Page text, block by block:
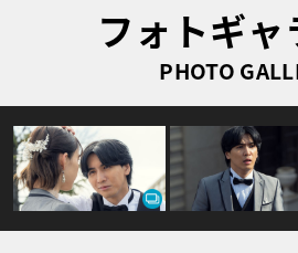
フォトギャ
PHOTO